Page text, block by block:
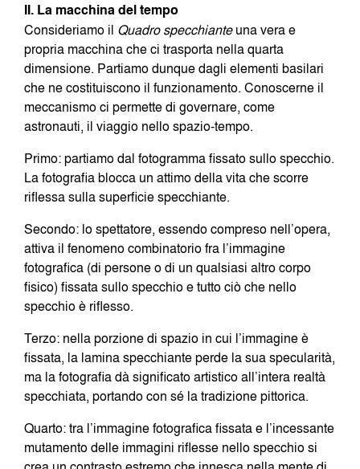
II. La macchina del tempo
Consideriamo il Quadro specchianteuna vera e
propria macchina che ci trasporta nella quarta
dimensione. Partiamo dunque dagli elementi basilari
che ne costituiscono il funzionamento. Conoscerne il
meccanismo ci permette di governare, come
astronauti, il viaggio nello spazio-tempo.
Primo: partiamo dal fotogramma fissato sullo specchio.
La fotografia blocca un attimo della vita che scorre
riflessa sulla superficie specchiante.
Secondo: lo spettatore, essendo compreso nell’opera,
attiva il fenomeno combinatorio fra l’immagine
fotografica (di persone o di un qualsiasi altro corpo
fisico) fissata sullo specchio e tutto ciò che nello
specchio è riflesso.
Terzo: nella porzione di spazio in cui l’immagine è
fissata, la lamina specchiante perde la sua specularità,
ma la fotografia dà significato artistico all’intera realtà
specchiata, portando con sé la tradizione pittorica.
Quarto: tra l’immagine fotografica fissata e l’incessante
mutamento delle immagini riflesse nello specchio si